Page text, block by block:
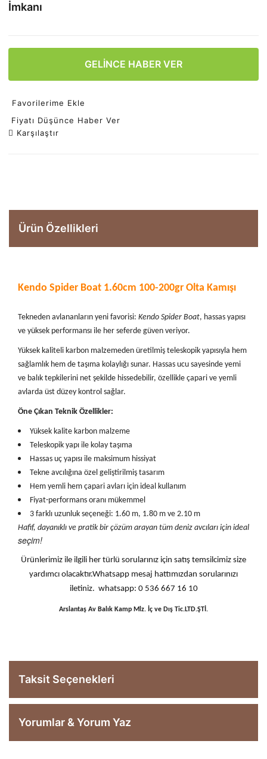
İmkanı
GELİNCE HABER VER
Favorilerime Ekle
Fiyatı Düşünce Haber Ver
Karşılaştır
Ürün Özellikleri
Kendo Spider Boat 1.60cm 100-200gr Olta Kamışı
Tekneden avlananların yeni favorisi: Kendo Spider Boat, hassas yapısı
ve yüksek performansı ile her seferde güven veriyor.
Yüksek kaliteli karbon malzemeden üretilmiş teleskopik yapısıyla hem
sağlamlık hem de taşıma kolaylığı sunar. Hassas ucu sayesinde yemi
ve balık tepkilerini net şekilde hissedebilir, özellikle çapari ve yemli
avlarda üst düzey kontrol sağlar.
Öne Çıkan Teknik Özellikler:
Yüksek kalite karbon malzeme
Teleskopik yapı ile kolay taşıma
Hassas uç yapısı ile maksimum hissiyat
Tekne avcılığına özel geliştirilmiş tasarım
Hem yemli hem çapari avları için ideal kullanım
Fiyat-performans oranı mükemmel
3 farklı uzunluk seçeneği: 1.60 m, 1.80 m ve 2.10 m
Hafif, dayanıklı ve pratik bir çözüm arayan tüm deniz avcıları için ideal
seçim!
Ürünlerimiz ile ilgili her türlü sorularınız için satış temsilcimiz size
yardımcı olacaktır.Whatsapp mesaj hattımızdan sorularınızı
iletiniz. whatsapp: 0 536 667 16 10
Arslantaş Av Balık Kamp Mlz. İç ve Dış Tic.LTD.ŞTİ.
Taksit Seçenekleri
Yorumlar & Yorum Yaz